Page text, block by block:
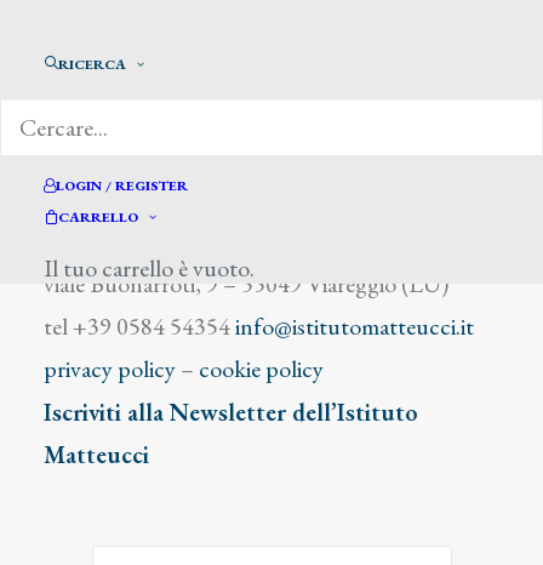
RICERCA
LOGIN / REGISTER
CARRELLO
Il tuo carrello è vuoto.
viale Buonarroti, 9 – 55049 Viareggio (LU)
tel +39 0584 54354info@istitutomatteucci.it
privacy policy– cookie policy
Iscriviti alla Newsletter dell’Istituto
Matteucci